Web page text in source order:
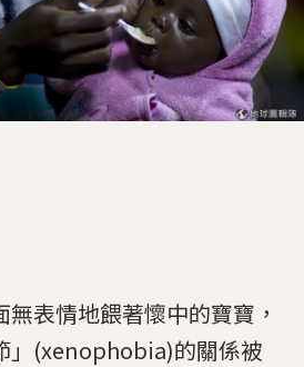
表情地餵著懷中的寶寶，
」(xenophobia)的關係被